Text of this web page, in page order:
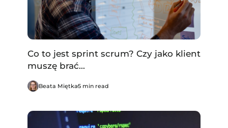
Co to jest sprint scrum? Czy jako klient
muszę brać...
Beata Miętka5 min read